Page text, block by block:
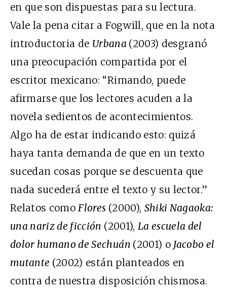
en que son dispuestas para su lectura.
Vale la pena citar a Fogwill, que en la nota
introductoria de Urbana (2003) desgranó
una preocupación compartida por el
escritor mexicano: “Rimando, puede
afirmarse que los lectores acuden a la
novela sedientos de acontecimientos.
Algo ha de estar indicando esto: quizá
haya tanta demanda de que en un texto
sucedan cosas porque se descuenta que
nada sucederá entre el texto y su lector.”
Relatos comoFlores (2000), Shiki Nagaoka:
una nariz de ficción (2001), La escuela del
dolor humano de Sechuán (2001) o Jacobo el
mutante (2002) están planteados en
contra de nuestra disposición chismosa.